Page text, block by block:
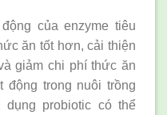
của enzyme tiêu
ăn tốt hơn, cải thiện
giảm chi phí thức ăn
động trong nuôi trồng
probiotic có thể